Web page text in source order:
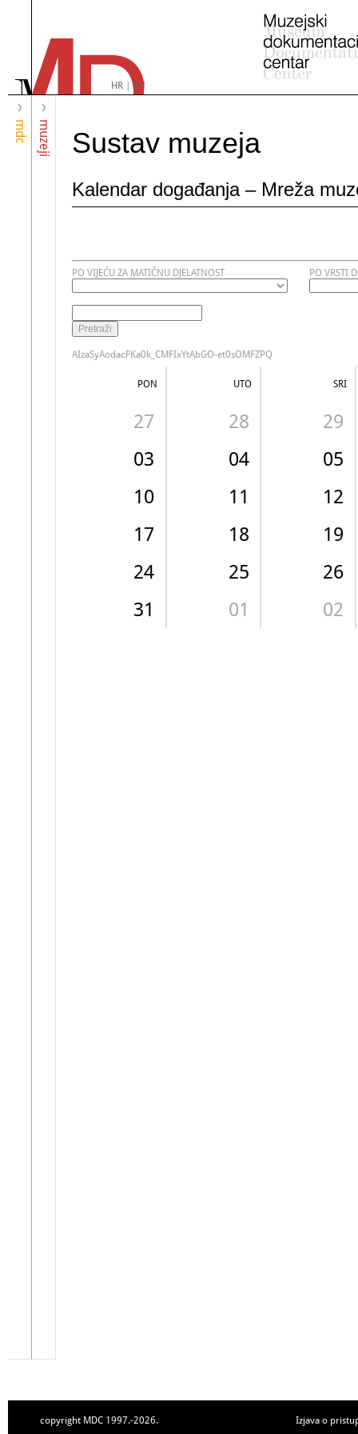
HR|EN
mdc muzeji Sustav muzeja
Kalendar događanja – Mreža
PO VIJEĆU ZA MATIČNU DJELATNOST PO VRSTI
AIzaSyAodacFKa0k_CMFIxYtAbGO-et0sOMFZPQ
PON UTO SRI
27 28
29
03
04
05
10
11
12
17
18
19
24
25
26
31
01 02
copyright MDC 1997.-2026. Izjava o